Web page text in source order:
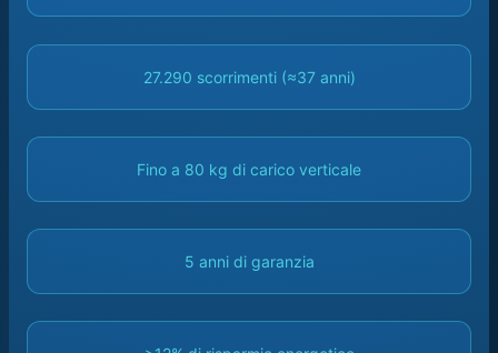
27.290 scorrimenti (≈37 anni)
Fino a 80 kg di carico verticale
5 anni di garanzia